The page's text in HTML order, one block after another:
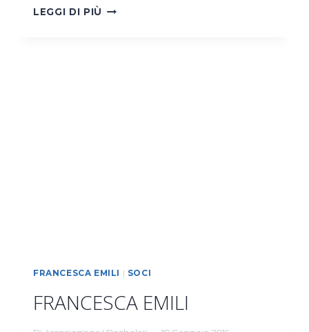
LEGGI DI PIÙ LUPACERAMICA
FRANCESCA EMILI | SOCI
FRANCESCA EMILI